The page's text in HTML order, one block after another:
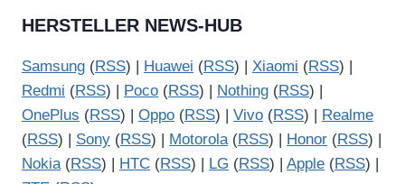
HERSTELLER NEWS-HUB
Samsung (RSS) | Huawei (RSS) | Xiaomi (RSS) |
Redmi (RSS) | Poco (RSS) | Nothing (RSS) |
OnePlus (RSS) | Oppo (RSS) | Vivo (RSS) |
Realme
(RSS) | Sony (RSS) | Motorola(RSS) | Honor (RSS) |
Nokia(RSS) | HTC (RSS) | LG (RSS) | Apple (RSS) |